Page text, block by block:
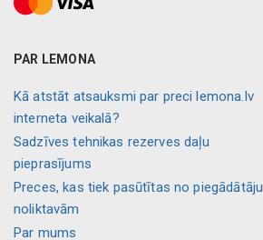
PAR LEMONA
Kā atstāt atsauksmi par preci lemona.lv
interneta veikalā?
Sadzīves tehnikas rezerves daļu
pieprasījums
Preces, kas tiek pasūtītas no piegādātāju
noliktavām
Par mums